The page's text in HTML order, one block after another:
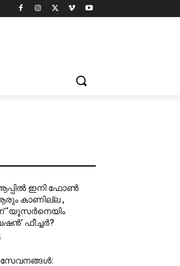
ഇനി ഫോൺ
കാണില്ല ,
‘യൂസർനെയിം
ഫീച്ചർ?